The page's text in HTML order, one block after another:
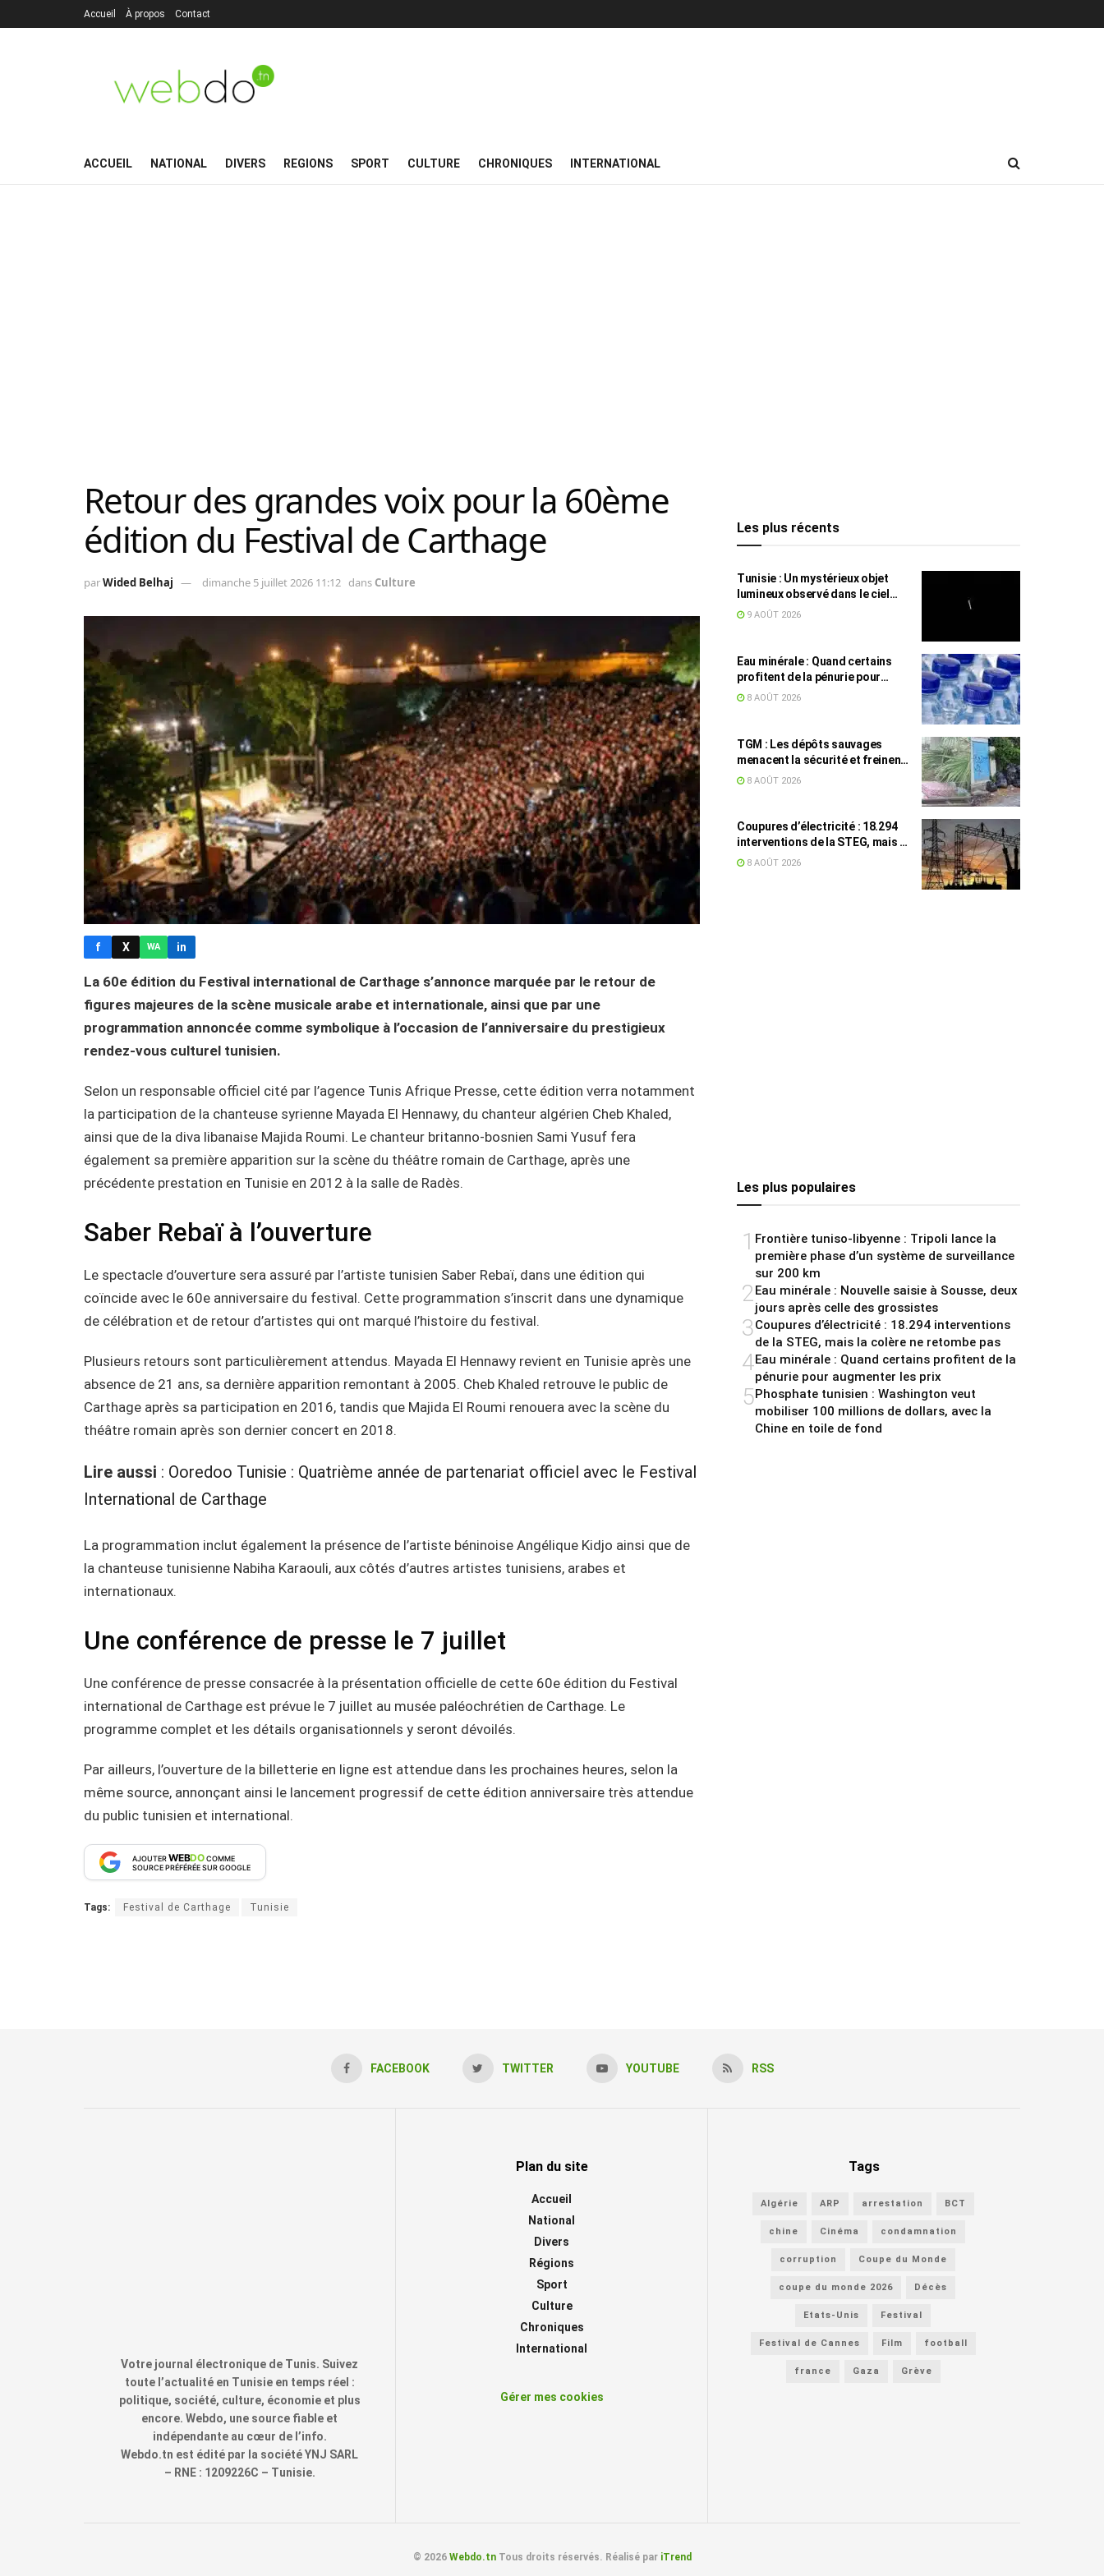
Accueil À propos Contact
ACCUEIL NATIONAL DIVERS REGIONS SPORT CULTURE CHRONIQUES INTERNATIONAL
Retour des grandes voix pour la 60ème
édition du Festival de Carthage
parWided Belhaj dimanche 5 juillet 2026 11:12 dans Culture
f X WA in
La 60e édition du Festival international de Carthage s’annonce marquée par le retour de
figures majeures de la scène musicale arabe et internationale, ainsi que par une
programmation annoncée comme symbolique à l’occasion de l’anniversaire du prestigieux
rendez-vous culturel tunisien.
Selon un responsable officiel cité par l’agence Tunis Afrique Presse, cette édition verra notamment
la participation de la chanteuse syrienne Mayada El Hennawy, du chanteur algérien Cheb Khaled,
ainsi que de la diva libanaise Majida Roumi. Le chanteur britanno-bosnien Sami Yusuf fera
également sa première apparition sur la scène du théâtre romain de Carthage, après une
précédente prestation en Tunisie en 2012 à la salle de Radès.
Saber Rebaï à l’ouverture
Le spectacle d’ouverture sera assuré par l’artiste tunisien Saber Rebaï, dans une édition qui
coïncide avec le 60e anniversaire du festival. Cette programmation s’inscrit dans une dynamique
de célébration et de retour d’artistes qui ont marqué l’histoire du festival.
Plusieurs retours sont particulièrement attendus. Mayada El Hennawy revient en Tunisie après une
absence de 21 ans, sa dernière apparition remontant à 2005. Cheb Khaled retrouve le public de
Carthage après sa participation en 2016, tandis que Majida El Roumi renouera avec la scène du
théâtre romain après son dernier concert en 2018.
Lire aussi : Ooredoo Tunisie : Quatrième année de partenariat officiel avec le Festival
International de Carthage
La programmation inclut également la présence de l’artiste béninoise Angélique Kidjo ainsi que de
la chanteuse tunisienne Nabiha Karaouli, aux côtés d’autres artistes tunisiens, arabes et
internationaux.
Une conférence de presse le 7 juillet
Une conférence de presse consacrée à la présentation officielle de cette 60e édition du Festival
international de Carthage est prévue le 7 juillet au musée paléochrétien de Carthage. Le
programme complet et les détails organisationnels y seront dévoilés.
Par ailleurs, l’ouverture de la billetterie en ligne est attendue dans les prochaines heures, selon la
même source, annonçant ainsi le lancement progressif de cette édition anniversaire très attendue
du public tunisien et international.
AJOUTERWEBDOCOMME
SOURCE PRÉFÉRÉE SUR GOOGLE
Tags: Festival de Carthage Tunisie
Les plus récents
Tunisie : Un mystérieux objet
lumineux observé dans le ciel
intrigue les internautes
9 AOÛT 2026
Eau minérale : Quand certains
profitent de la pénurie pour
augmenter les prix
8 AOÛT 2026
TGM : Les dépôts sauvages
menacent la sécurité et freinent
les travaux
8 AOÛT 2026
Coupures d’électricité : 18.294
interventions de la STEG, mais la
colère ne retombe pas
8 AOÛT 2026
Les plus populaires
1 Frontière tuniso-libyenne : Tripoli lance la
première phase d’un système de surveillance
sur 200 km
2Eau minérale : Nouvelle saisie à Sousse, deux
jours après celle des grossistes
3Coupures d’électricité : 18.294 interventions
de la STEG, mais la colère ne retombe pas
4Eau minérale : Quand certains profitent de la
pénurie pour augmenter les prix
5Phosphate tunisien : Washington veut
mobiliser 100 millions de dollars, avec la
Chine en toile de fond
FACEBOOK TWITTER YOUTUBE RSS
Votre journal électronique de Tunis. Suivez
toute l’actualité en Tunisie en temps réel :
politique, société, culture, économie et plus
encore. Webdo, une source fiable et
indépendante au cœur de l’info.
Webdo.tn est édité par la société YNJ SARL
– RNE : 1209226C – Tunisie.
Plan du site
Accueil
National
Divers
Régions
Sport
Culture
Chroniques
International
Gérer mes cookies
Tags
Algérie ARP arrestation BCT
chine Cinéma condamnation
corruption Coupe du Monde
coupe du monde 2026 Décès
Etats-Unis Festival
Festival de Cannes Film football
france Gaza Grève
© 2026 Webdo.tnTous droits réservés. Réalisé par iTrend